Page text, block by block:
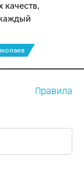
качеств,
Правила